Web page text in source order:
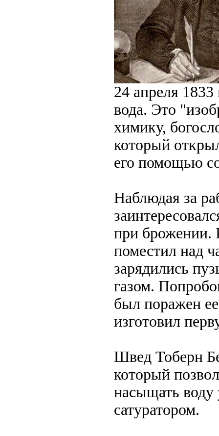
24 апреля 1833
вода. Это
химику,
который
его помощью
Наблюдая за
при брожении.
поместил над
зарядились
газом.
был поражен
изготовил
Швед Тоберн
который
насыщать воду
сатуратором.